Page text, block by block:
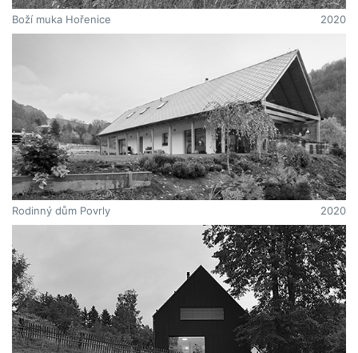
Boží muka Hořenice 2020
Rodinný dům Povrly 2020